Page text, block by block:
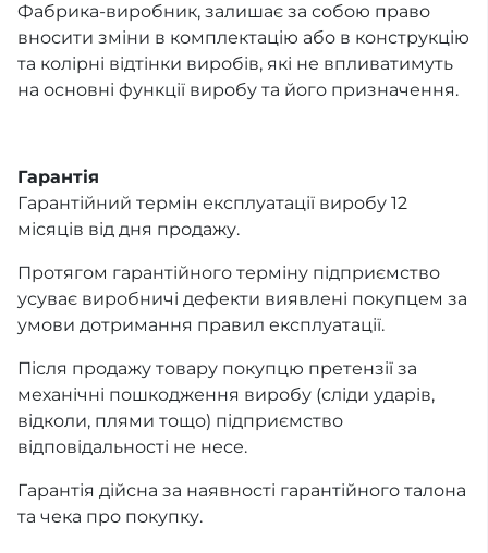
Фабрика-виробник, залишає за собою право
вносити зміни в комплектацію або в конструкцію
та колірні відтінки виробів, які не впливатимуть
на основні функції виробу та його призначення.
Гарантія
Гарантійний термін експлуатації виробу 12
місяців від дня продажу.
Протягом гарантійного терміну підприємство
усуває виробничі дефекти виявлені покупцем за
умови дотримання правил експлуатації.
Після продажу товару покупцю претензії за
механічні пошкодження виробу (сліди ударів,
відколи, плями тощо) підприємство
відповідальності не несе.
Гарантія дійсна за наявності гарантійного талона
та чека про покупку.